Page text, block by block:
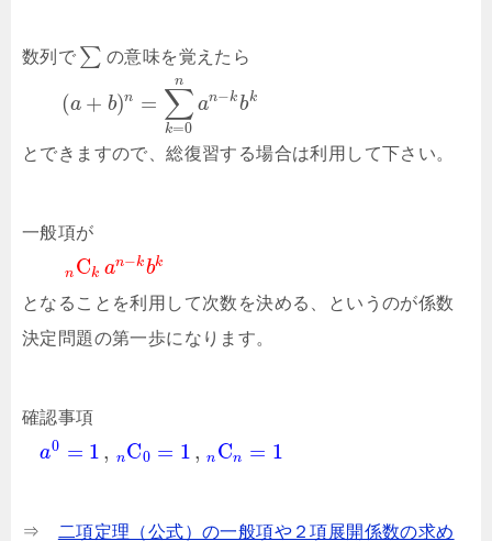
数列で ∑ の意味を覚えたら
(a + b)n = ∑
k=0
n
an−kbk
とできますので、総復習する場合は利用して下さい。
一般項が
n Ck an−kbk
となることを利用して次数を決める、というのが係数
決定問題の第一歩になります。
確認事項
a0 = 1 , nC0 = 1 , n Cn = 1
⇒ 二項定理（公式）の一般項や２項展開係数の求め